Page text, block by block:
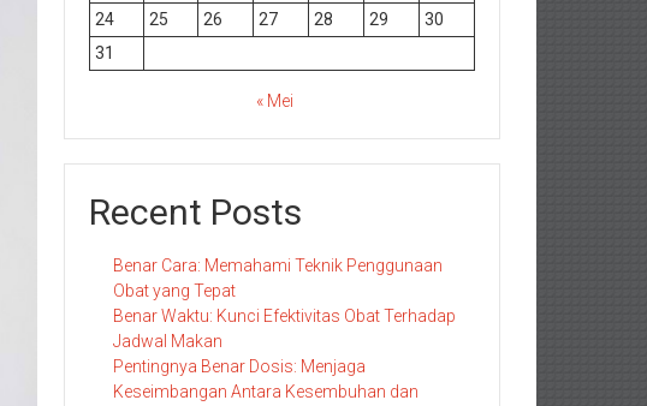
24
25 26 27 28 29
30
31
« Mei
Recent Posts
Benar Cara: Memahami Teknik Penggunaan
Obat yang Tepat
Benar Waktu: Kunci Efektivitas Obat Terhadap
Jadwal Makan
Pentingnya Benar Dosis: Menjaga
Keseimbangan Antara Kesembuhan dan